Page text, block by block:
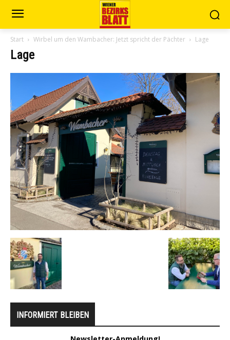
Start Wirbel um den Wambacher: Jetzt spricht der Pächter Lage
Lage
INFORMIERT BLEIBEN